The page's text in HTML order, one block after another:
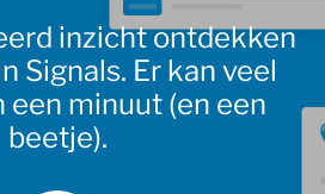
inzicht ontdekken
Signals. Er kan veel
een minuut (en een
beetje).